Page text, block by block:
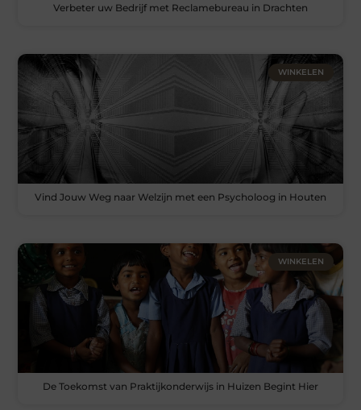
Verbeter uw Bedrijf met Reclamebureau in Drachten
WINKELEN
Vind Jouw Weg naar Welzijn met een Psycholoog in Houten
WINKELEN
De Toekomst van Praktijkonderwijs in Huizen Begint Hier